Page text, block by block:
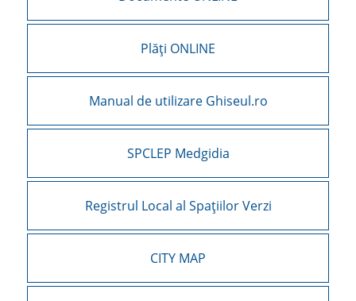
Plăți ONLINE
Manual de utilizare Ghiseul.ro
SPCLEP Medgidia
Registrul Local al Spațiilor Verzi
CITY MAP